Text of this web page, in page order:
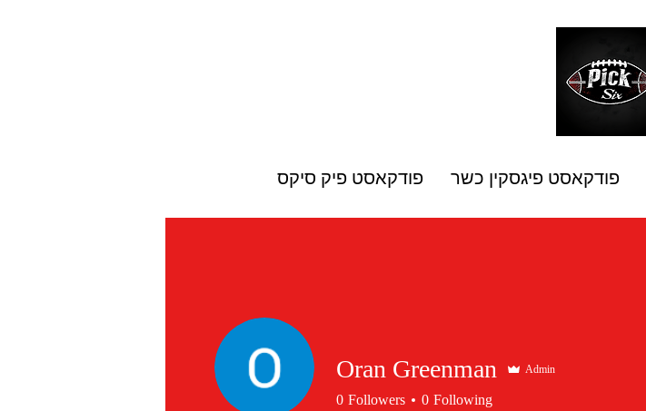
פודקאסט פיגסקין כשר פודקאסט פיק סיקס
Oran Greenman Admin
0 Followers 0 Following